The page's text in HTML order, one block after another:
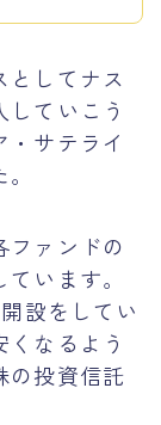
としてナス
ていこう
サテライ
ファンドの
います。
設をしてい
なるよう
の投資信託